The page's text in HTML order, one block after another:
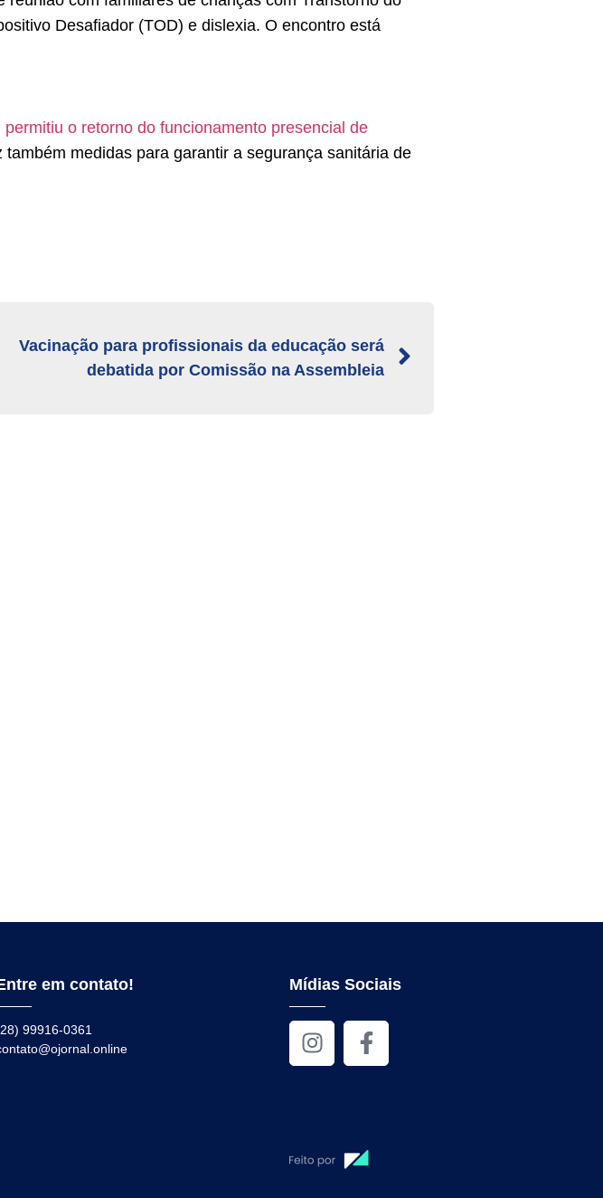
Desafiador (TOD) e dislexia. O encontro está
o retorno do funcionamento presencial de
também medidas para garantir a segurança sanitária de
Vacinação para profissionais da educação será
debatida por Comissão na Assembleia
em contato!
99916-0361
Mídias Sociais